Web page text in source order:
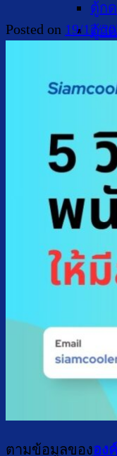
ตู้ก
ตู้ก
ตู้ก
ตู้ก
บริการ
ล้างตู้กด
เปลี่ยนไ
ผลงานของเร
บทความ
เกี่ยวกับเรา
ติดต่อเรา
จำนวนผู้ใช้ง
Posted on 19/12/
ตามข้อมูลขององ